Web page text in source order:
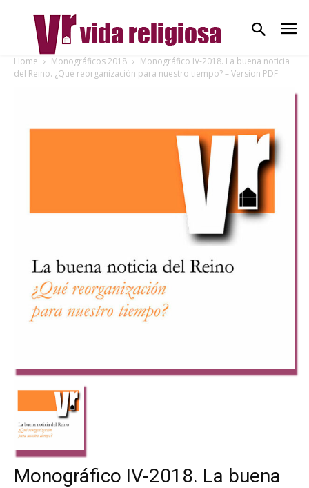
Home Monográficos 2018
Monográfico IV-2018. La buena noticia
del Reino. ¿Qué reorganización para nuestro tiempo? – Version PDF
Monográfico IV-2018. La buena